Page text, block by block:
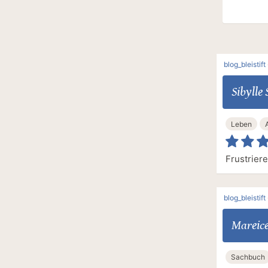
blog_bleistift
Sibylle
Leben
blog_bleistift
Sachbuch